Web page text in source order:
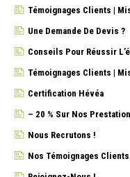
Témoignages Clients |
Une Demande De Devis ?
Conseils Pour Réussir
Témoignages Clients |
Certification Hévéa
– 20 % Sur Nos
Nous Recrutons !
Nos Témoignages Clients